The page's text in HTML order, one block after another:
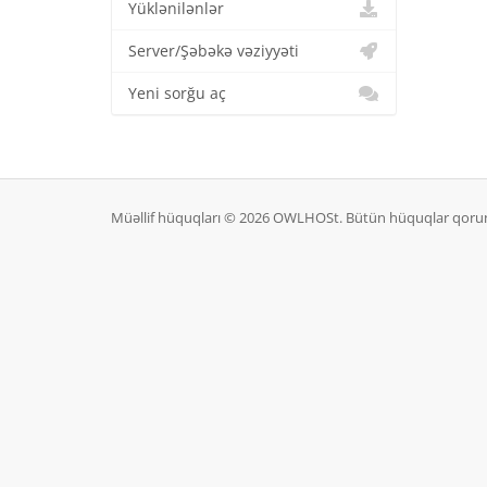
Yüklənilənlər
Server/Şəbəkə vəziyyəti
Yeni sorğu aç
Müəllif hüquqları © 2026 OWLHOSt. Bütün hüquqlar